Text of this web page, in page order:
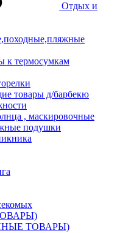
Отдых и
к термосумкам
товары д/барбекю
, маскировочные
подушки
ТОВАРЫ)